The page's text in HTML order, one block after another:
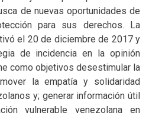
de nuevas oportunidades de
para sus derechos. La
el 20 de diciembre de 2017 y
de incidencia en la opinión
como objetivos desestimular la
la empatía y solidaridad
y; generar información útil
vulnerable venezolana en